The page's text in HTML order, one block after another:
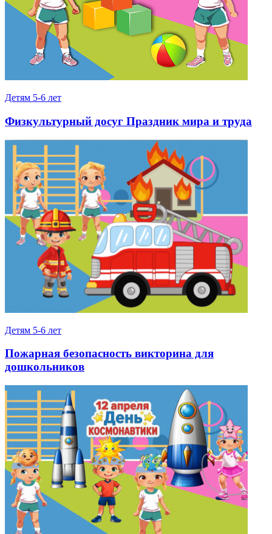
Детям 5-6 лет
Физкультурный досуг Праздник мира и труда
Детям 5-6 лет
Пожарная безопасность викторина для
дошкольников